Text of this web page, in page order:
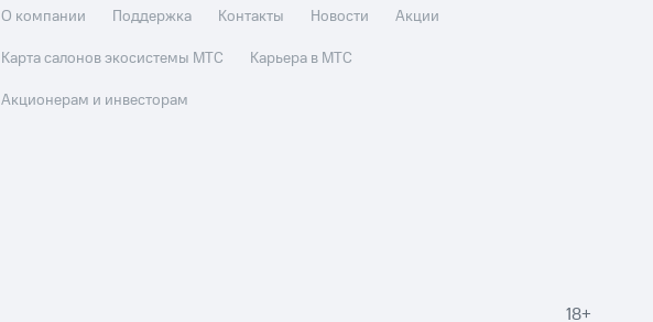
О компании Поддержка Контакты Новости
Акции
Карта салонов экосистемы МТС
Карьера в МТС
Акционерам и инвесторам
18+